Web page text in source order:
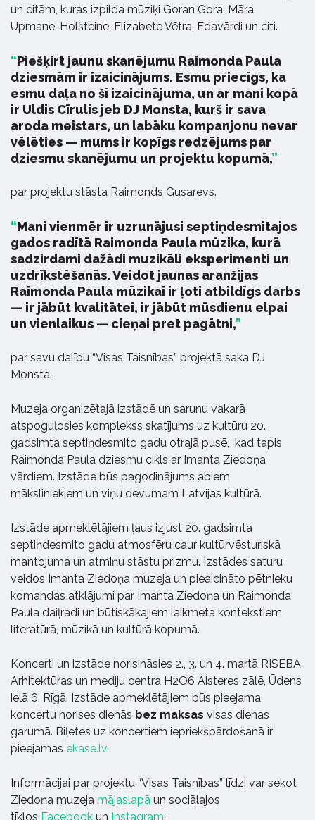
un citām, kuras izpilda mūziķi Goran Gora, Māra
Upmane-Holšteine, Elizabete Vētra, Edavārdi un citi.
Piešķirt jaunu skanējumu Raimonda Paula
dziesmām ir izaicinājums. Esmu priecīgs, ka
esmu daļa no šī izaicinājuma, un ar mani kopā
ir Uldis Cīrulis jeb DJ Monsta, kurš ir sava
aroda meistars, un labāku kompanjonu nevar
vēlēties — mums ir kopīgs redzējums par
dziesmu skanējumu un projektu kopumā,
par projektu stāsta Raimonds Gusarevs.
Mani vienmēr ir uzrunājusi septiņdesmitajos
gados radītā Raimonda Paula mūzika, kurā
sadzirdami dažādi muzikāli eksperimenti un
uzdrīkstēšanās. Veidot jaunas aranžijas
Raimonda Paula mūzikai ir ļoti atbildīgs darbs
— ir jābūt kvalitātei, ir jābūt mūsdienu elpai
un vienlaikus — cieņai pret pagātni,
par savu dalību “Visas Taisnības” projektā saka DJ
Monsta.
Muzeja organizētajā izstādē un sarunu vakarā
atspoguļosies komplekss skatījums uz kultūru 20.
gadsimta septiņdesmito gadu otrajā pusē, kad tapis
Raimonda Paula dziesmu cikls ar Imanta Ziedoņa
vārdiem. Izstāde būs pagodinājums abiem
māksliniekiem un viņu devumam Latvijas kultūrā.
Izstāde apmeklētājiem ļaus izjust 20. gadsimta
septiņdesmito gadu atmosfēru caur kultūrvēsturiskā
mantojuma un atmiņu stāstu prizmu. Izstādes saturu
veidos Imanta Ziedoņa muzeja un pieaicināto pētnieku
komandas atklājumi par Imanta Ziedoņa un Raimonda
Paula daiļradi un būtiskākajiem laikmeta kontekstiem
literatūrā, mūzikā un kultūrā kopumā.
Koncerti un izstāde norisināsies 2., 3. un 4. martā RISEBA
Arhitektūras un mediju centra H2O6 Aisteres zālē, Ūdens
ielā 6, Rīgā. Izstāde apmeklētājiem būs pieejama
koncertu norises dienās bez maksas visas dienas
garumā. Biļetes uz koncertiem iepriekšpārdošanā ir
pieejamas ekase.lv.
Informācijai par projektu “Visas Taisnības” līdzi var sekot
Ziedoņa muzeja mājaslapā un sociālajos
tīklos Facebook un Instagram.